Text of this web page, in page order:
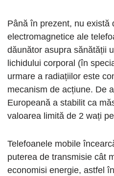
Până în prezent, nu există
electromagnetice ale
dăunător asupra sănătății
lichidului corporal (în
urmare a radiațiilor este
mecanism de acțiune. De
Europeană a stabilit ca
valoarea limită de 2 wați
Telefoanele mobile
puterea de transmisie cât
economisi energie, astfel